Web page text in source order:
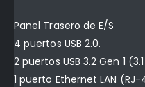
Panel Trasero de E/S
4 puertos USB 2.0.
2 puertos USB 3.2 Gen 1
1 puerto Ethernet LAN (RJ-